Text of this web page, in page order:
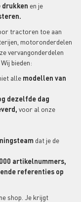
drukken en je
tractoren toe aan
motoronderdelen
vervangonderdelen
bieden:
alle modellen van
dezelfde dag
voor al onze
dat je de
artikelnummers,
referenties op
shop. Je krijgt